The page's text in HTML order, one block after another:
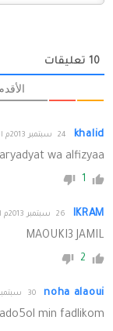
10 تعليقات
khalid 24 سبتمبر 2013م الساعة 20:13
wa alfizyaa
1
IKRAM 26 سبتمبر 2013م الساعة 20:16
MAOUKI3 JAMIL
2
noha alaoui 30 سبتمبر 2013م الساعة 21:32
min fadlikom